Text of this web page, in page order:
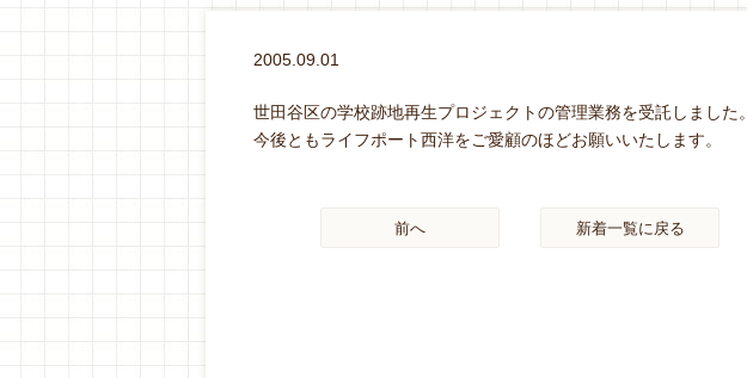
2005.09.01
世田谷区の学校跡地再生プロジェクトの管理業務を受託しました。
今後ともライフポート西洋をご愛顧のほどお願いいたします。
前へ 新着一覧に戻る